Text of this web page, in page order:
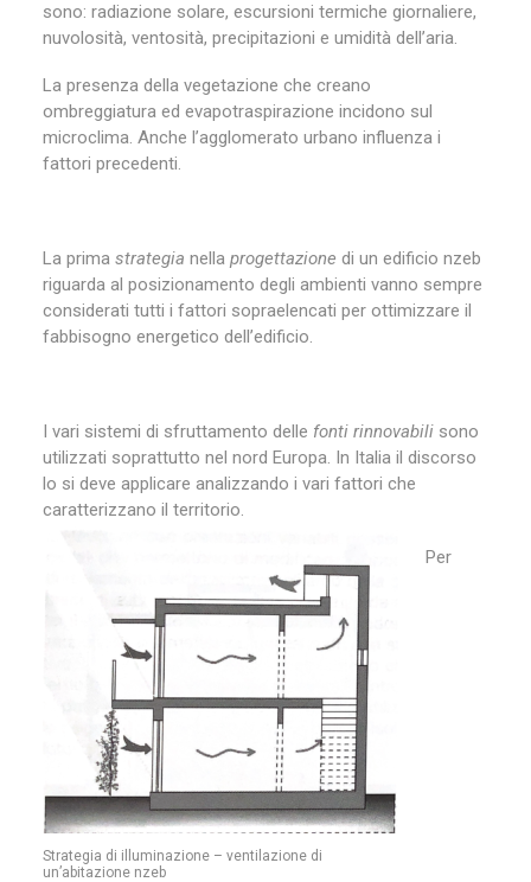
sono: radiazione solare, escursioni termiche giornaliere,
nuvolosità, ventosità, precipitazioni e umidità dell’aria.
La presenza della vegetazione che creano
ombreggiatura ed evapotraspirazione incidono sul
microclima. Anche l’agglomerato urbano influenza i
fattori precedenti.
La prima strategia nella progettazione di un edificio nzeb
riguarda al posizionamento degli ambienti vanno sempre
considerati tutti i fattori sopraelencati per ottimizzare il
fabbisogno energetico dell’edificio.
I vari sistemi di sfruttamento delle fonti rinnovabili sono
utilizzati soprattutto nel nord Europa. In Italia il discorso
lo si deve applicare analizzando i vari fattori che
caratterizzano il territorio.
Strategia di illuminazione – ventilazione di
un’abitazione nzeb
Per